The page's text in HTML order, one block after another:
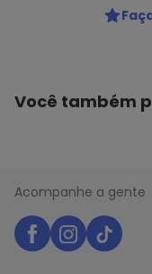
Você também
Acompanhe a gente